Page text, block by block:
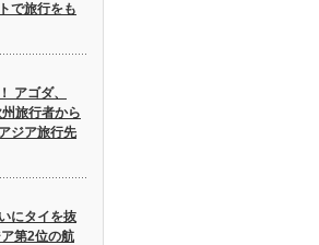
で旅行をも
アゴダ、
旅行者から
ジア旅行先
にタイを抜
第2位の航